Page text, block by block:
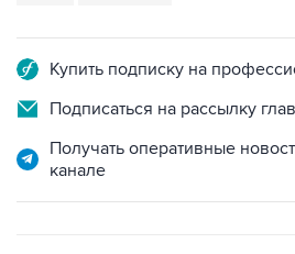
Купить подписку на
Подписаться на рассылку
Получать оперативные
канале